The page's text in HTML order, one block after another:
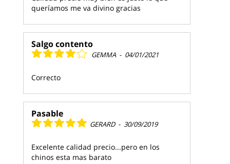
queríamos me va divino gracias
Salgo contento
GEMMA - 04/01/2021
Correcto
Pasable
GERARD - 30/09/2019
Excelente calidad precio...pero en los
chinos esta mas barato